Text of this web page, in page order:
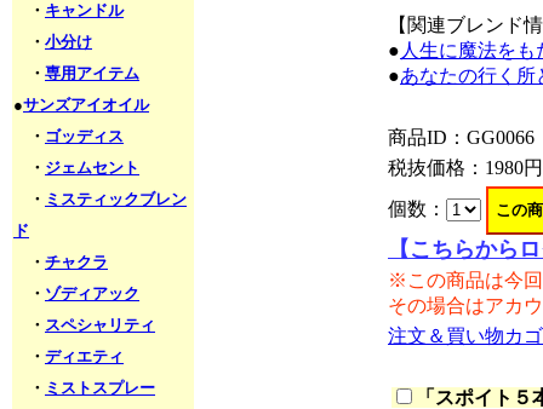
・ キャンドル
・ 小分け
・ 専用アイテム
●サンズアイオイル
・ ゴッディス
・ ジェムセント
・ ミスティックブレン
ド
・ チャクラ
・ ゾディアック
・ スペシャリティ
・ ディエティ
・ ミストスプレー
【関連ブレンド
● 人生に魔法を
●あなたの行く所
商品ID：GG0066
税抜価格： 1980円
個数：
【こちらから
※この商品は今
その場合はアカ
注文＆買い物カ
「 スポイト５